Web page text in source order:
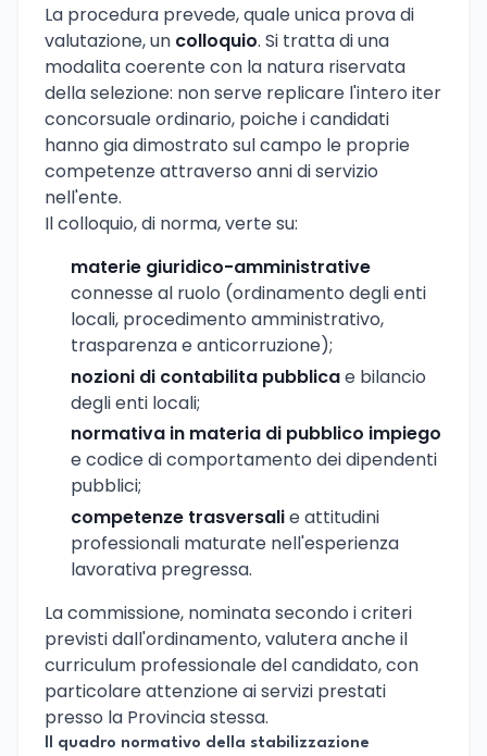
La procedura prevede, quale unica prova di
valutazione, un colloquio. Si tratta di una
modalita coerente con la natura riservata
della selezione: non serve replicare l'intero iter
concorsuale ordinario, poiche i candidati
hanno gia dimostrato sul campo le proprie
competenze attraverso anni di servizio
nell'ente.
Il colloquio, di norma, verte su:
materie giuridico-amministrative
connesse al ruolo (ordinamento degli enti
locali, procedimento amministrativo,
trasparenza e anticorruzione);
nozioni di contabilita pubblicae bilancio
degli enti locali;
normativa in materia di pubblico impiego
e codice di comportamento dei dipendenti
pubblici;
competenze trasversalie attitudini
professionali maturate nell'esperienza
lavorativa pregressa.
La commissione, nominata secondo i criteri
previsti dall'ordinamento, valutera anche il
curriculum professionale del candidato, con
particolare attenzione ai servizi prestati
presso la Provincia stessa.
Il quadro normativo della stabilizzazione